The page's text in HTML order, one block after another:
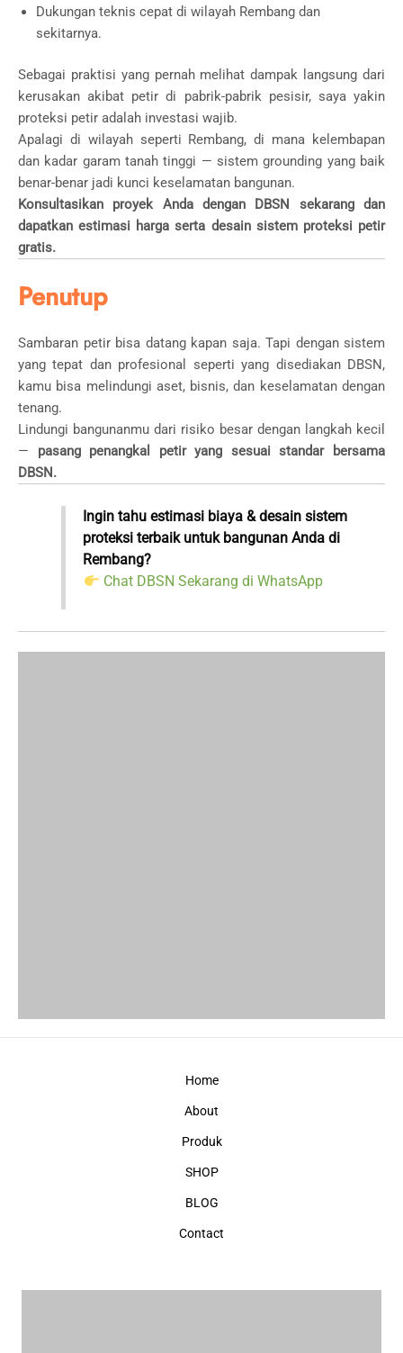
Dukungan teknis cepat di wilayah Rembang dan
sekitarnya.
Sebagai praktisi yang pernah melihat dampak langsung dari
kerusakan akibat petir di pabrik-pabrik pesisir, saya yakin
proteksi petir adalah investasi wajib.
Apalagi di wilayah seperti Rembang, di mana kelembapan
dan kadar garam tanah tinggi — sistem grounding yang baik
benar-benar jadi kunci keselamatan bangunan.
Konsultasikan proyek Anda dengan DBSN sekarang dan
dapatkan estimasi harga serta desain sistem proteksi petir
gratis.
Penutup
Sambaran petir bisa datang kapan saja. Tapi dengan sistem
yang tepat dan profesional seperti yang disediakan DBSN,
kamu bisa melindungi aset, bisnis, dan keselamatan dengan
tenang.
Lindungi bangunanmu dari risiko besar dengan langkah kecil
— pasang penangkal petir yang sesuai standar bersama
DBSN.
Ingin tahu estimasi biaya & desain sistem
proteksi terbaik untuk bangunan Anda di
Rembang?
Chat DBSN Sekarang di WhatsApp
Home
About
Produk
SHOP
BLOG
Contact